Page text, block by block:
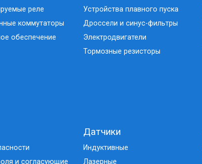
реле
коммутаторы
обеспечение
Устройства плавного пуска
Дроссели и синус-фильтры
Электродвигатели
Тормозные резисторы
и согласующие
Датчики
Индуктивные
Лазерные